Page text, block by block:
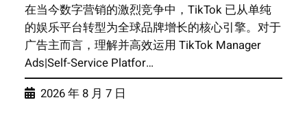
在当今数字营销的激烈竞争中，TikTok 已从单纯
的娱乐平台转型为全球品牌增长的核心引擎。对于
广告主而言，理解并高效运用 TikTok Manager
Ads|Self-Service Platfor…
2026 年 8 月 7 日